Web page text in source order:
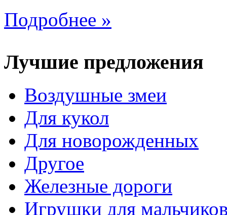
Подробнее »
Лучшие предложения
Воздушные змеи
Для кукол
Для новорожденных
Другое
Железные дороги
Игрушки для